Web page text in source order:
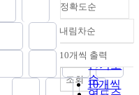
정확도순
정확도
순
인기도
순
내림차순
내림차순
10개씩 출력
10개씩
조회